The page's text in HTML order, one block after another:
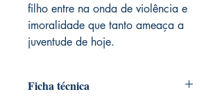
filho entre na onda de violência e
imoralidade que tanto ameaça a
juventude de hoje.
Ficha técnica